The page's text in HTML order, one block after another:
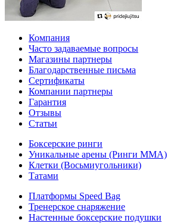
Компания
Часто задаваемые вопросы
Магазины партнеры
Благодарственные письма
Сертификаты
Компании партнеры
Гарантия
Отзывы
Статьи
Боксерские ринги
Уникальные арены (Ринги ММА)
Клетки (Восьмиугольники)
Татами
Платформы Speed Bag
Тренерское снаряжение
Настенные боксерские подушки